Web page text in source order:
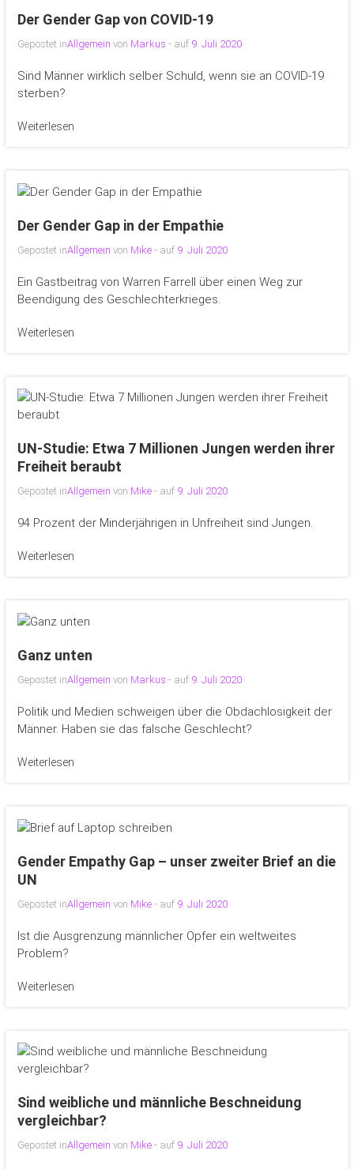
Der Gender Gap von COVID-19
Gepostet inAllgemein von Markus - auf 9. Juli 2020
Sind Männer wirklich selber Schuld, wenn sie an COVID-19
sterben?
Weiterlesen
Der Gender Gap in der Empathie
Gepostet inAllgemein von Mike - auf 9. Juli 2020
Ein Gastbeitrag von Warren Farrell über einen Weg zur
Beendigung des Geschlechterkrieges.
Weiterlesen
UN-Studie: Etwa 7 Millionen Jungen werden ihrer
Freiheit beraubt
Gepostet inAllgemein von Mike - auf 9. Juli 2020
94 Prozent der Minderjährigen in Unfreiheit sind Jungen.
Weiterlesen
Ganz unten
Gepostet inAllgemein von Markus - auf 9. Juli 2020
Politik und Medien schweigen über die Obdachlosigkeit der
Männer. Haben sie das falsche Geschlecht?
Weiterlesen
Gender Empathy Gap – unser zweiter Brief an die
UN
Gepostet inAllgemein von Mike - auf 9. Juli 2020
Ist die Ausgrenzung männlicher Opfer ein weltweites
Problem?
Weiterlesen
Sind weibliche und männliche Beschneidung
vergleichbar?
Gepostet inAllgemein von Mike - auf 9. Juli 2020